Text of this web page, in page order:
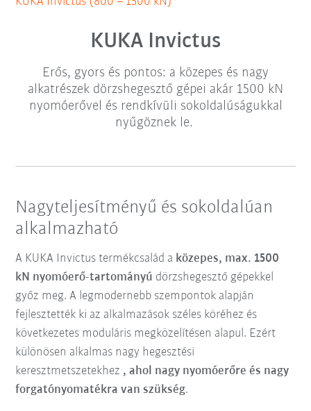
KUKA Invictus
Erős, gyors és pontos: a közepes és nagy
alkatrészek dörzshegesztő gépei akár 1500 kN
nyomóerővel és rendkívüli sokoldalúságukkal
nyűgöznek le.
Nagyteljesítményű és sokoldalúan
alkalmazható
A KUKA Invictus termékcsalád a közepes, max. 1500
kN nyomóerő-tartományú dörzshegesztő gépekkel
győz meg. A legmodernebb szempontok alapján
fejlesztették ki az alkalmazások széles köréhez és
következetes moduláris megközelítésen alapul. Ezért
különösen alkalmas nagy hegesztési
keresztmetszetekhez , ahol nagy nyomóerőre és nagy
forgatónyomatékra van szükség.